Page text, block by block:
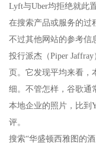
Lyft与Uber均拒绝就此置
在搜索产品或服务的过
不过其他网站的参考信
投行派杰（Piper
页。它发现平均来看，
细。不管怎样，谷歌通
本地企业的照片，比到
评。
搜索“华盛顿西雅图的